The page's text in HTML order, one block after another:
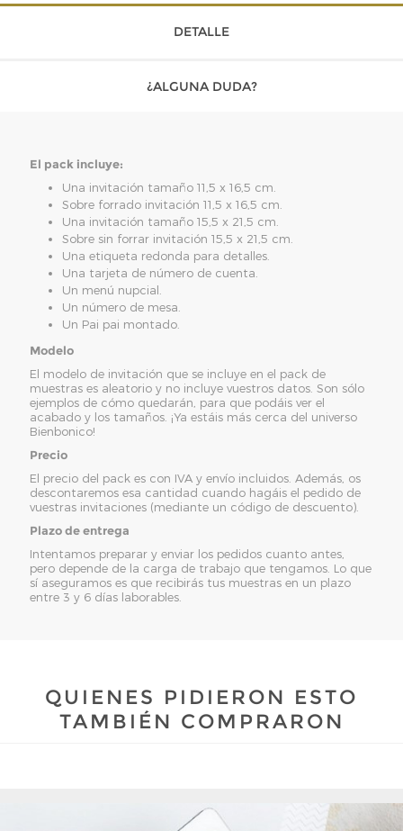
DETALLE
¿ALGUNA DUDA?
El pack incluye:
Una invitación tamaño 11,5 x 16,5 cm.
Sobre forrado invitación 11,5 x 16,5 cm.
Una invitación tamaño 15,5 x 21,5 cm.
Sobre sin forrar invitación 15,5 x 21,5 cm.
Una etiqueta redonda para detalles.
Una tarjeta de número de cuenta.
Un menú nupcial.
Un número de mesa.
Un Pai pai montado.
Modelo
El modelo de invitación que se incluye en el pack de
muestras es aleatorio y no incluye vuestros datos. Son sólo
ejemplos de cómo quedarán, para que podáis ver el
acabado y los tamaños. ¡Ya estáis más cerca del universo
Bienbonico!
Precio
El precio del pack es con IVA y envío incluidos. Además, os
descontaremos esa cantidad cuando hagáis el pedido de
vuestras invitaciones (mediante un código de descuento).
Plazo de entrega
Intentamos preparar y enviar los pedidos cuanto antes,
pero depende de la carga de trabajo que tengamos. Lo que
sí aseguramos es que recibirás tus muestras en un plazo
entre 3 y 6 días laborables.
QUIENES PIDIERON ESTO
TAMBIÉN COMPRARON